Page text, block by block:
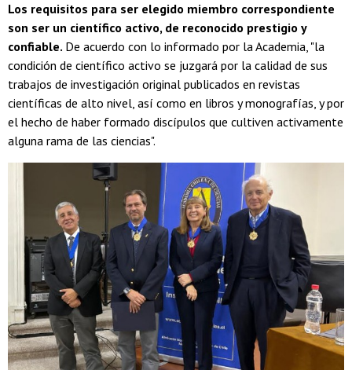
Los requisitos para ser elegido miembro correspondiente
son ser un científico activo, de reconocido prestigio y
confiable. De acuerdo con lo informado por la Academia, "la
condición de científico activo se juzgará por la calidad de sus
trabajos de investigación original publicados en revistas
científicas de alto nivel, así como en libros y monografías, y por
el hecho de haber formado discípulos que cultiven activamente
alguna rama de las ciencias".